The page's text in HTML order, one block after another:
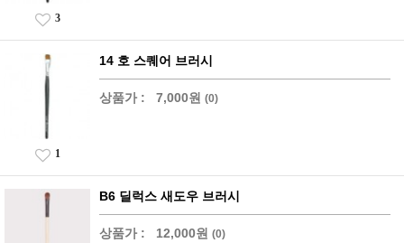
3
14 호 스퀘어 브러시
상품가 : 7,000원 (0)
1
B6 딜럭스 새도우 브러시
상품가 : 12,000원 (0)